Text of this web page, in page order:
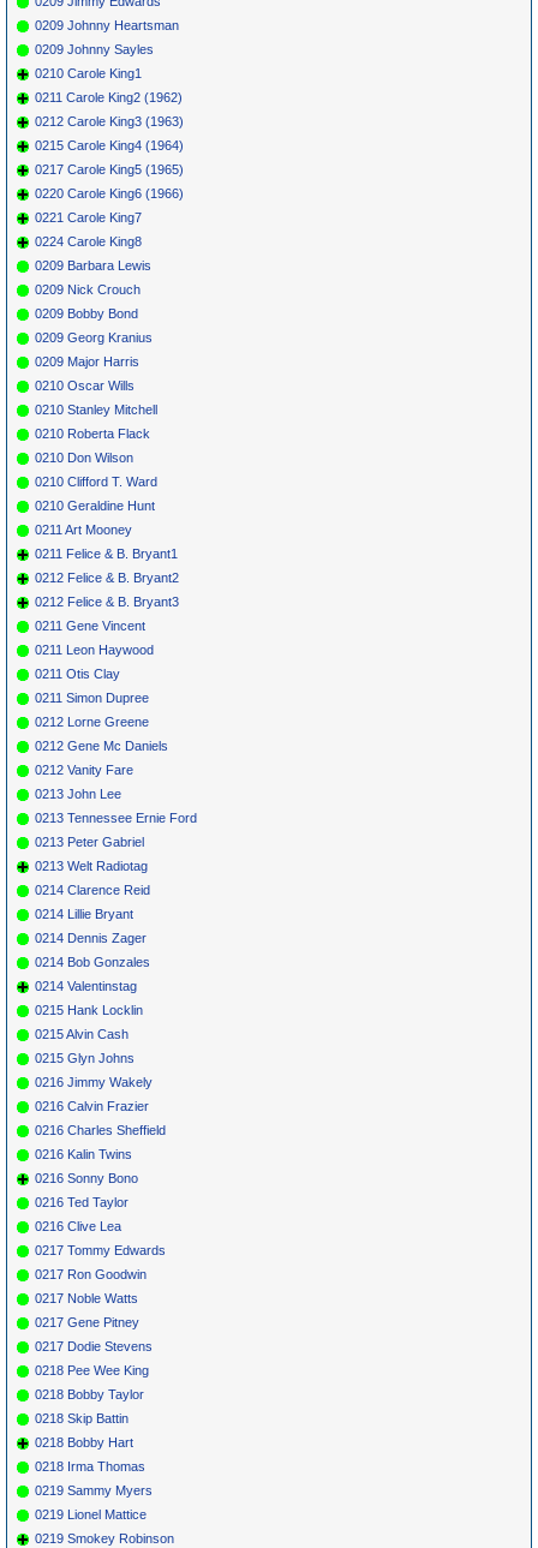
0209 Johnny Heartsman
0209 Johnny Sayles
0210 Carole King1
0211 Carole King2 (1962)
0212 Carole King3 (1963)
0215 Carole King4 (1964)
0217 Carole King5 (1965)
0220 Carole King6 (1966)
0221 Carole King7
0224 Carole King8
0209 Barbara Lewis
0209 Nick Crouch
0209 Bobby Bond
0209 Georg Kranius
0209 Major Harris
0210 Oscar Wills
0210 Stanley Mitchell
0210 Roberta Flack
0210 Don Wilson
0210 Clifford T. Ward
0210 Geraldine Hunt
0211 Art Mooney
0211 Felice & B. Bryant1
0212 Felice & B. Bryant2
0212 Felice & B. Bryant3
0211 Gene Vincent
0211 Leon Haywood
0211 Otis Clay
0211 Simon Dupree
0212 Lorne Greene
0212 Gene Mc Daniels
0212 Vanity Fare
0213 John Lee
0213 Tennessee Ernie Ford
0213 Peter Gabriel
0213 Welt Radiotag
0214 Clarence Reid
0214 Lillie Bryant
0214 Dennis Zager
0214 Bob Gonzales
0214 Valentinstag
0215 Hank Locklin
0215 Alvin Cash
0215 Glyn Johns
0216 Jimmy Wakely
0216 Calvin Frazier
0216 Charles Sheffield
0216 Kalin Twins
0216 Sonny Bono
0216 Ted Taylor
0216 Clive Lea
0217 Tommy Edwards
0217 Ron Goodwin
0217 Noble Watts
0217 Gene Pitney
0217 Dodie Stevens
0218 Pee Wee King
0218 Bobby Taylor
0218 Skip Battin
0218 Bobby Hart
0218 Irma Thomas
0219 Sammy Myers
0219 Lionel Mattice
0219 Smokey Robinson